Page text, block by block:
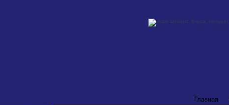
Главная